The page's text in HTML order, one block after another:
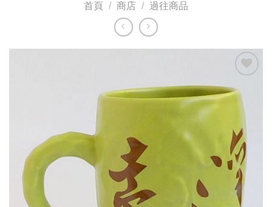
首頁 / 商店 / 過往商品
加入
「願
望輕
單」